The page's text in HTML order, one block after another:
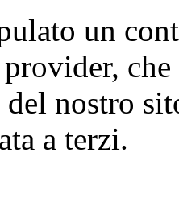
un
che
nostro
a terzi.